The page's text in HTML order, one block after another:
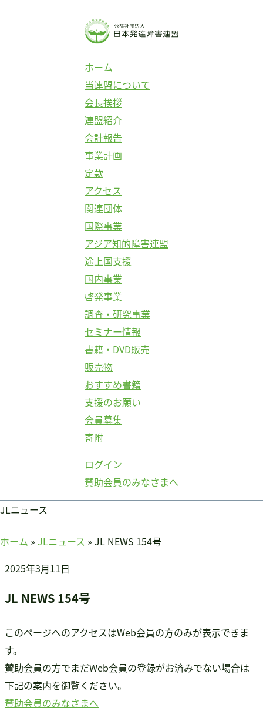
ホーム
当連盟について
会長挨拶
連盟紹介
会計報告
事業計画
定款
アクセス
関連団体
国際事業
アジア知的障害連盟
途上国支援
国内事業
啓発事業
調査・研究事業
セミナー情報
書籍・DVD販売
販売物
おすすめ書籍
支援のお願い
会員募集
寄附
ログイン
賛助会員のみなさまへ
JLニュース
ホーム » JLニュース » JL NEWS 154号
2025年3月11日
JL NEWS 154号
このページへのアクセスはWeb会員の方のみが表示できま
す。
賛助会員の方でまだWeb会員の登録がお済みでない場合は
下記の案内を御覧ください。
賛助会員のみなさまへ
ログイン
当連盟について
会長挨拶
定款
関連団体
国際事業
アジア知的障害連盟